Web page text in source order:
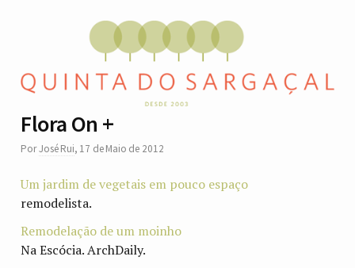
Flora On +
PorJosé Rui, 17 de Maio de 2012
Um jardim de vegetais em pouco espaço
remodelista.
Remodelação de um moinho
Na Escócia. ArchDaily.